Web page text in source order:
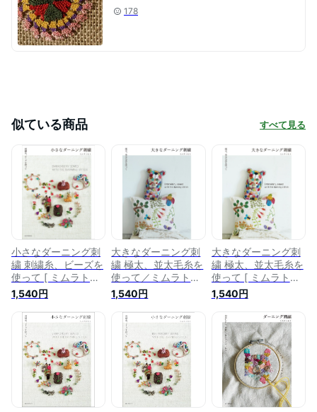
178
似ている商品 すべて見る
小さなダーニング刺
繍 刺繍糸、ビーズを
使って [ ミムラトモ
ミ ]
1,540円
大きなダーニング刺
繍 極太、並太毛糸を
使って／ミムラトモ
ミ【1000円以上送料
無料】
1,540円
大きなダーニング刺
繍 極太、並太毛糸を
使って [ ミムラトモ
ミ ]
1,540円